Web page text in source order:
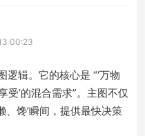
00:23
辑。它的核心是 “‘万物
受’的混合需求”。主图不仅
、馋’瞬间，提供最快决策